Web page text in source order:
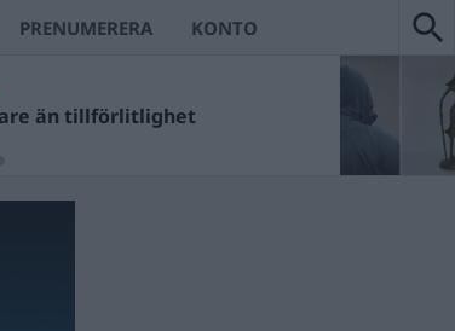
PRENUMERERA KONTO
än tillförlitlighet